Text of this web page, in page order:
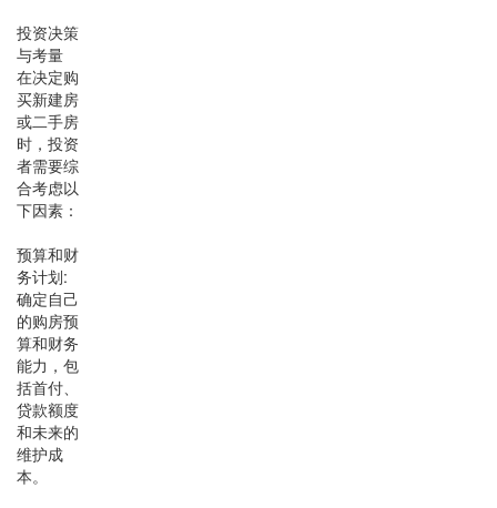
投资决策
与考量
在决定购
买新建房
或二手房
时，投资
者需要综
合考虑以
下因素：
预算和财
务计划:
确定自己
的购房预
算和财务
能力，包
括首付、
贷款额度
和未来的
维护成
本。